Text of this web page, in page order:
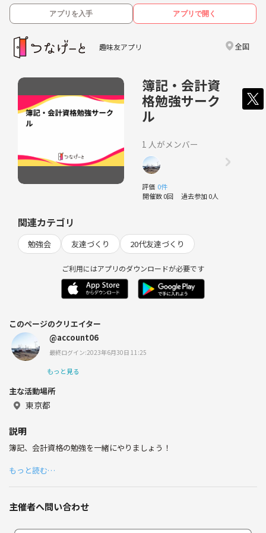
アプリを入手 アプリで開く
趣味友アプリ 全国
簿記・会計資
格勉強サーク
ル
1 人がメンバー
評価 0件
開催数 0回 過去参加 0人
関連カテゴリ
勉強会 友達づくり 20代友達づくり
ご利用にはアプリのダウンロードが必要です
このページのクリエイター
@account06
最終ログイン:2023年6月30日 11:25
もっと見る
主な活動場所
東京都
説明
簿記、会計資格の勉強を一緒にやりましょう！
もっと読む…
主催者へ問い合わせ